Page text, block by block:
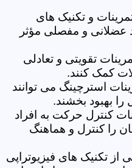
و تکنیک های
عضلانی و مفصلی مؤثر
تقویتی و تعادلی
کمک کنند.
استرچینگ می توانند
بهبود بخشند.
کنترل حرکت به افراد
را کنترل و هماهنگ
تکنیک های فیزیوتراپی